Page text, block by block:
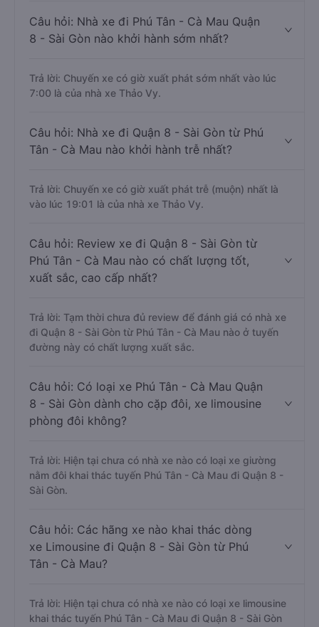
Câu hỏi: Nhà xe đi Phú Tân - Cà Mau Quận
8 - Sài Gòn nào khởi hành sớm nhất?
Trả lời: Chuyến xe có giờ xuất phát sớm nhất vào lúc
7:00 là của nhà xe Thảo Vy.
Câu hỏi: Nhà xe đi Quận 8 - Sài Gòn từ Phú
Tân - Cà Mau nào khởi hành trễ nhất?
Trả lời: Chuyến xe có giờ xuất phát trễ (muộn) nhất là
vào lúc 19:01 là của nhà xe Thảo Vy.
Câu hỏi: Review xe đi Quận 8 - Sài Gòn từ
Phú Tân - Cà Mau nào có chất lượng tốt,
xuất sắc, cao cấp nhất?
Trả lời: Tạm thời chưa đủ review để đánh giá có nhà xe
đi Quận 8 - Sài Gòn từ Phú Tân - Cà Mau nào ở tuyến
đường này có chất lượng xuất sắc.
Câu hỏi: Có loại xe Phú Tân - Cà Mau Quận
8 - Sài Gòn dành cho cặp đôi, xe limousine
phòng đôi không?
Trả lời: Hiện tại chưa có nhà xe nào có loại xe giường
nằm đôi khai thác tuyến Phú Tân - Cà Mau đi Quận 8 -
Sài Gòn.
Câu hỏi: Các hãng xe nào khai thác dòng
xe Limousine đi Quận 8 - Sài Gòn từ Phú
Tân - Cà Mau?
Trả lời: Hiện tại chưa có nhà xe nào có loại xe limousine
khai thác tuyến Phú Tân - Cà Mau đi Quận 8 - Sài Gòn